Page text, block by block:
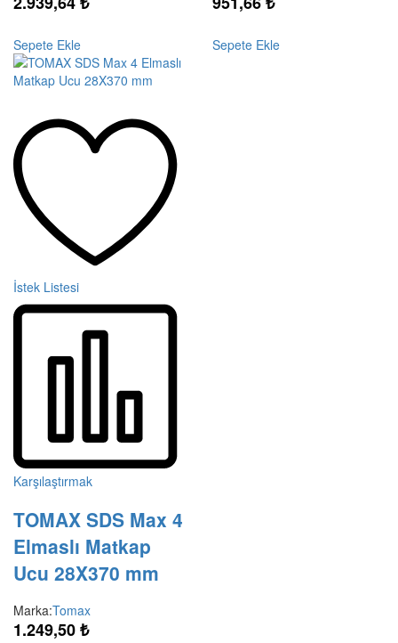
Sepete Ekle Sepete Ekle
İstek Listesi
Karşılaştırmak
TOMAX SDS Max 4
Elmaslı Matkap
Ucu 28X370 mm
Marka:Tomax
1.249,50₺